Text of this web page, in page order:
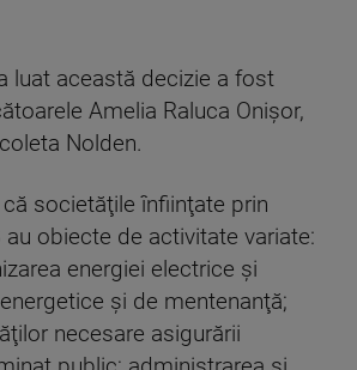
luat această decizie a fost
Amelia Raluca Onişor,
Nolden.
societăţile înfiinţate prin
au obiecte de activitate variate:
energiei electrice şi
şi de mentenanţă;
necesare asigurării